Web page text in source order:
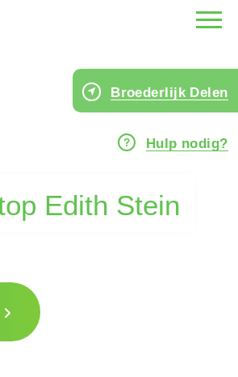
Edith Stein
Broederlijk Delen
Hulp nodig?